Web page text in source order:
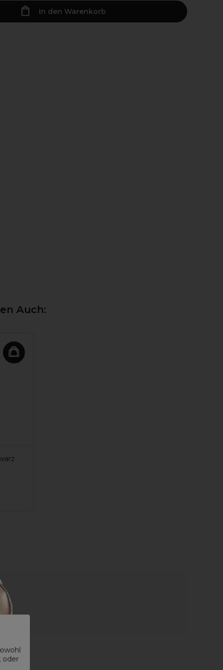
oder
In den Warenkorb
Auch: